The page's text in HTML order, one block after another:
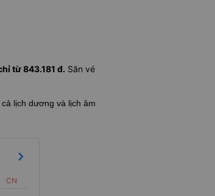
từ 843.181 đ. Săn vé
lịch dương và lịch âm
CN